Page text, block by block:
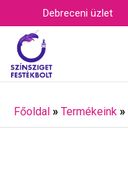
Debreceni üzlet
Főoldal » Termékeink »